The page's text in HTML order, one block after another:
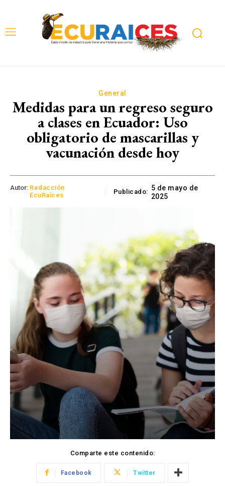
General
Medidas para un regreso seguro
a clases en Ecuador: Uso
obligatorio de mascarillas y
vacunación desde hoy
Autor: Redacción
EcuRaíces
Publicado: 5 de mayo de
2025
Comparte este contenido:
Facebook Twitter